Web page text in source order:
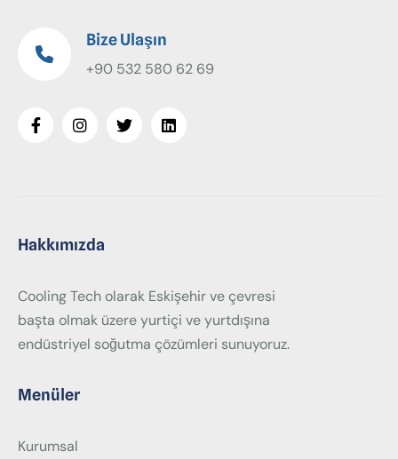
Bize Ulaşın
+90 532 580 62 69
Hakkımızda
Cooling Tech olarak Eskişehir ve çevresi
başta olmak üzere yurtiçi ve yurtdışına
endüstriyel soğutma çözümleri sunuyoruz.
Menüler
Kurumsal